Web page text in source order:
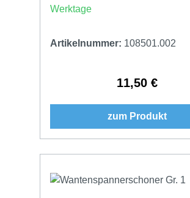
Werktage
Artikelnummer: 108501.002
Regulärer Preis:
11,50 €
zum Produkt